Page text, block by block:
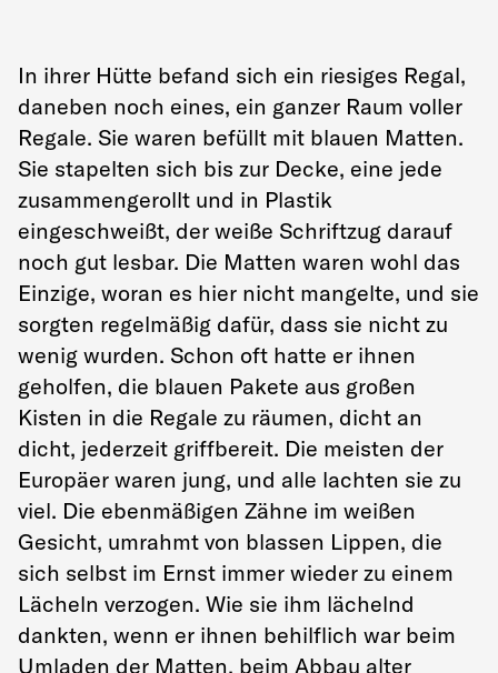
In ihrer Hütte befand sich ein riesiges Regal,
daneben noch eines, ein ganzer Raum voller
Regale. Sie waren befüllt mit blauen Matten.
Sie stapelten sich bis zur Decke, eine jede
zusammengerollt und in Plastik
eingeschweißt, der weiße Schriftzug darauf
noch gut lesbar. Die Matten waren wohl das
Einzige, woran es hier nicht mangelte, und sie
sorgten regelmäßig dafür, dass sie nicht zu
wenig wurden. Schon oft hatte er ihnen
geholfen, die blauen Pakete aus großen
Kisten in die Regale zu räumen, dicht an
dicht, jederzeit griffbereit. Die meisten der
Europäer waren jung, und alle lachten sie zu
viel. Die ebenmäßigen Zähne im weißen
Gesicht, umrahmt von blassen Lippen, die
sich selbst im Ernst immer wieder zu einem
Lächeln verzogen. Wie sie ihm lächelnd
dankten, wenn er ihnen behilflich war beim
Umladen der Matten, beim Abbau alter